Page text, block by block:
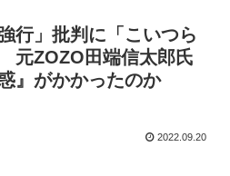
行」批判に「こいつら
元ZOZO田端信太郎氏
』がかかったのか
2022.09.20